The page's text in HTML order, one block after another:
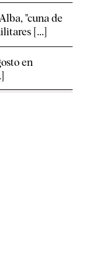
"cuna de
[...]
en